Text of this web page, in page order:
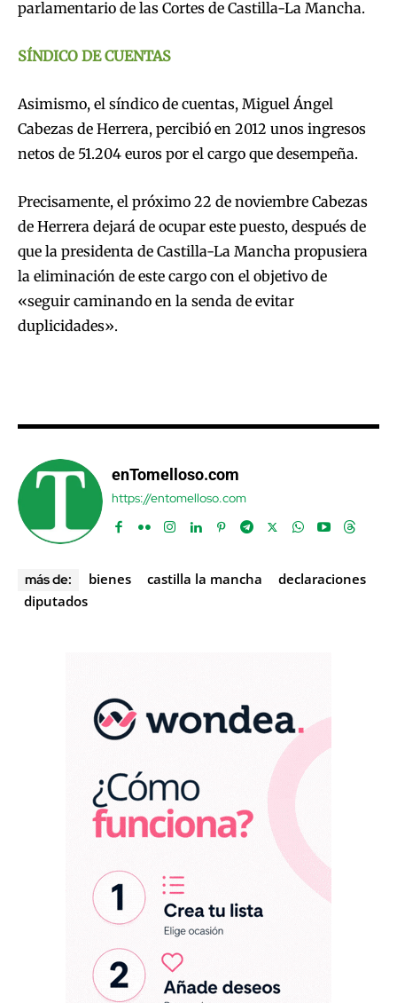
parlamentario de las Cortes de Castilla-La Mancha.
SÍNDICO DE CUENTAS
Asimismo, el síndico de cuentas, Miguel Ángel
Cabezas de Herrera, percibió en 2012 unos ingresos
netos de 51.204 euros por el cargo que desempeña.
Precisamente, el próximo 22 de noviembre Cabezas
de Herrera dejará de ocupar este puesto, después de
que la presidenta de Castilla-La Mancha propusiera
la eliminación de este cargo con el objetivo de
«seguir caminando en la senda de evitar
duplicidades».
enTomelloso.com
https://entomelloso.com
más de: bienes castilla la mancha
declaraciones
diputados